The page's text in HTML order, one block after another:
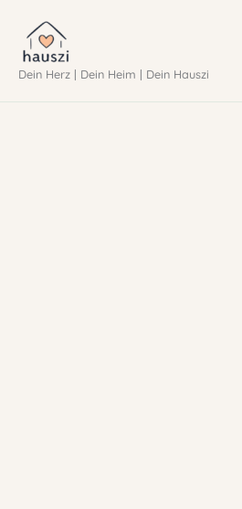
Inhalt
springen
Dein Herz | Dein Heim | Dein Hauszi